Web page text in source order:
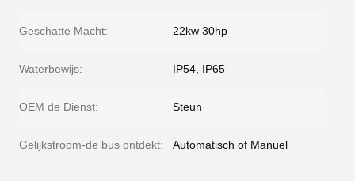
Geschatte Macht: 22kw 30hp
Waterbewijs: IP54, IP65
OEM de Dienst: Steun
Gelijkstroom-de bus ontdekt: Automatisch of Manuel